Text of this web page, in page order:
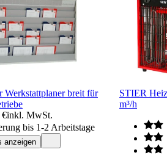
Werkstattplaner breit für
€inkl. MwSt.
bis 1-2 Arbeitstage
anzeigen
STIER
m³/h